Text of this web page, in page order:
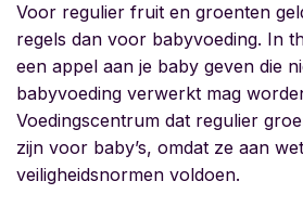
Voor regulier fruit en groenten
regels dan voor babyvoeding. In
een appel aan je baby geven die
babyvoeding verwerkt mag
Voedingscentrum dat regulier
zijn voor baby’s, omdat ze aan
veiligheidsnormen voldoen.